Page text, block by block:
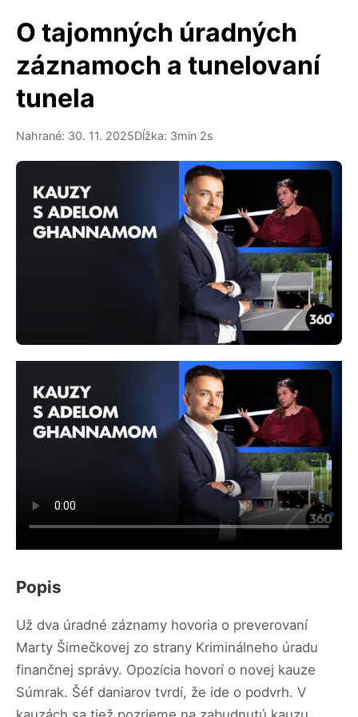
O tajomných úradných
záznamoch a tunelovaní
tunela
Nahrané: 30. 11. 2025Dĺžka: 3min 2s
Popis
Už dva úradné záznamy hovoria o preverovaní
Marty Šimečkovej zo strany Kriminálneho úradu
finančnej správy. Opozícia hovorí o novej kauze
Súmrak. Šéf daniarov tvrdí, že ide o podvrh. V